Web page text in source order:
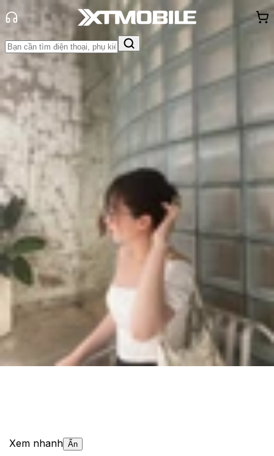
Trang chủ
Tin tức
App - Game
Tin Mới
Đánh Giá - Trên Tay
Khuyến
Thủ thuật Thông báoKhách
hàng - Sự kiện
Gợi ý 10+ địa điểm đi chơi Trung
Thu hot nhất hiện nay
Triệu Vy
Ngày đăng: 06/08/2024
Cập nhật:
06/08/2024
Theo dõi XTMobile trên
Xem nhanh Ẩn